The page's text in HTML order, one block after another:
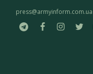
press@armyinform.com.ua